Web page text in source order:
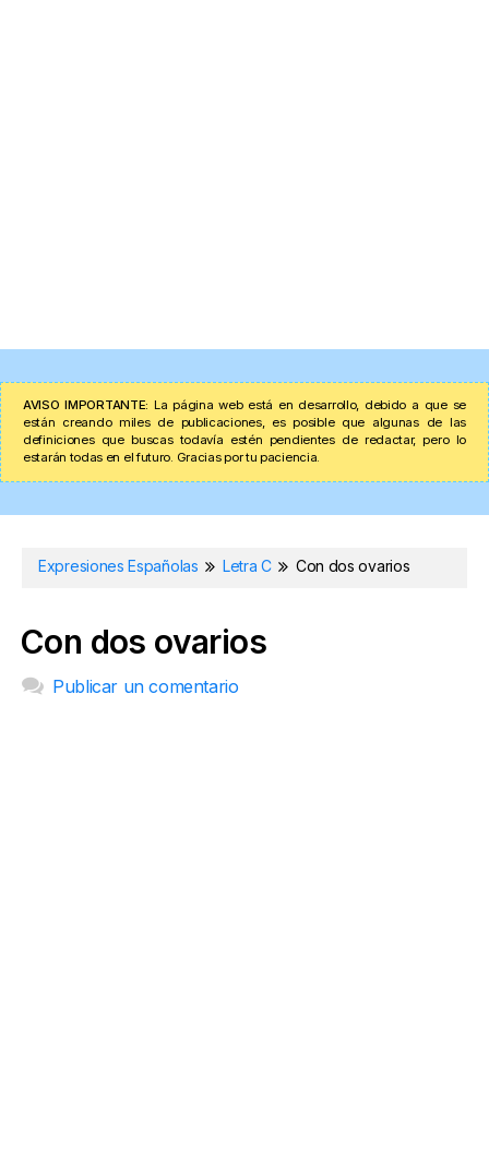
AVISO IMPORTANTE: La página web está en desarrollo, debido a que se
están creando miles de publicaciones, es posible que algunas de las
definiciones que buscas todavía estén pendientes de redactar, pero lo
estarán todas en el futuro. Gracias por tu paciencia.
Expresiones Españolas Letra C Con dos ovarios
Con dos ovarios
Publicar un comentario